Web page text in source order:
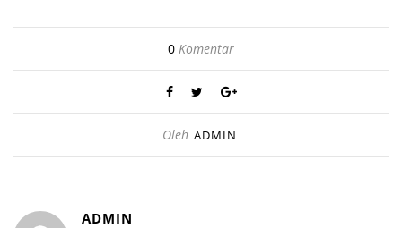
0 Komentar
Oleh ADMIN
ADMIN